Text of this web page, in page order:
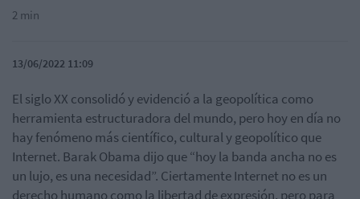
2 min
13/06/2022 11:09
El siglo XX consolidó y evidenció a la geopolítica como
herramienta estructuradora del mundo, pero hoy en día no
hay fenómeno más científico, cultural y geopolítico que
Internet. Barak Obama dijo que “hoy la banda ancha no es
un lujo, es una necesidad”. Ciertamente Internet no es un
derecho humano como la libertad de expresión, pero para